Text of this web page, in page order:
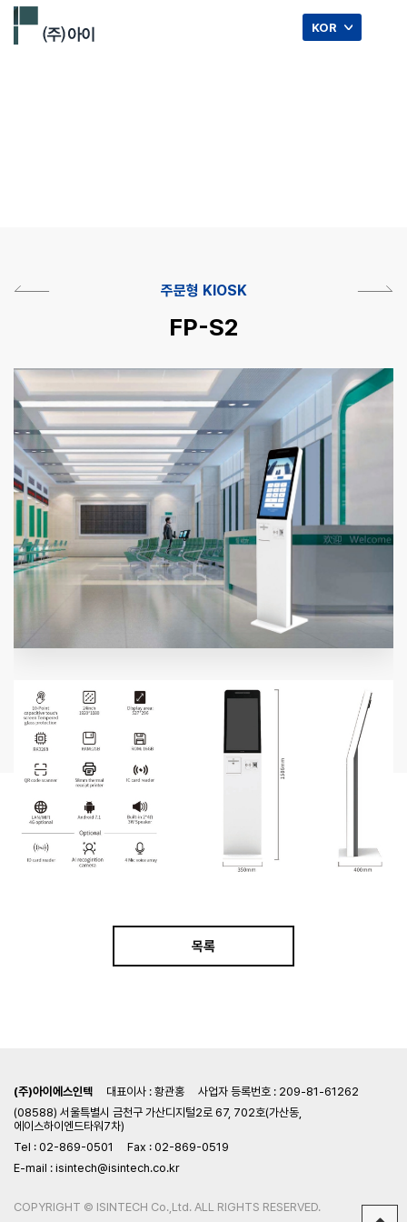
KOR
주문형 KIOSK
FP-S2
목록
(주)아이에스인텍 대표이사 : 황관홍
사업자 등록번호 : 209-81-61262
(08588) 서울특별시 금천구 가산디지털2로 67, 702호(가산동,
에이스하이엔드타워7차)
Tel : 02-869-0501
Fax : 02-869-0519
E-mail : isintech@isintech.co.kr
COPYRIGHT © ISINTECH Co.,Ltd. ALL RIGHTS RESERVED.